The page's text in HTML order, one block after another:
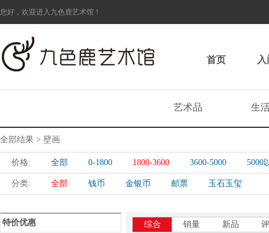
您好，欢迎进入九色鹿艺术馆！
首页
艺术品 生
全部结果 > 壁画
价格: 全部 0-1800 1800-3600 3600-5000 5000
分类: 全部 钱币 金银币 邮票 玉石玉玺
特价优惠 综合 销量 新品